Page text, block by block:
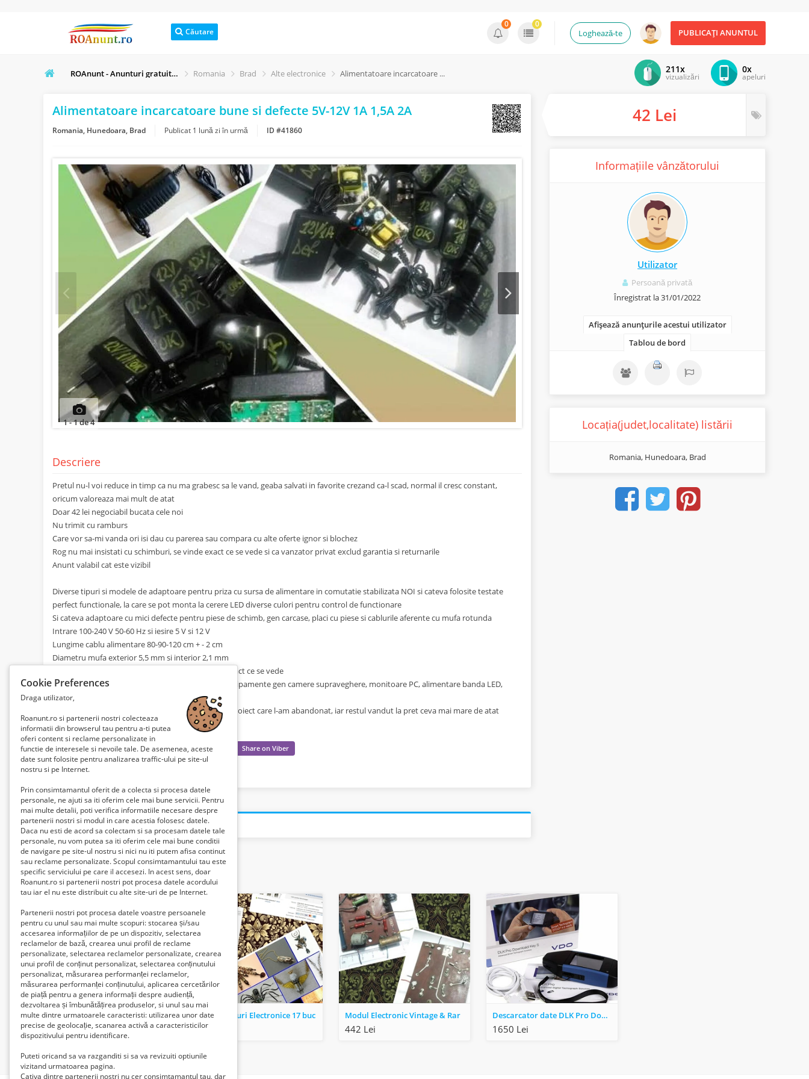
Căutare PUBLICAȚI ANUNTUL
Loghează-te
0 0
ROAnunt - Anunturi gratuite online Romania Brad Alte electronice Alimentatoare incarcatoare bune si defecte 5V-12V 1A 1,5A 2A 0x
apeluri
211x
vizualizări
Alimentatoare incarcatoare bune si defecte 5V-12V 1A 1,5A 2A
Romania, Hunedoara, Brad Publicat 1 lună zi în urmă ID #41860
Prev
1-1de4
Descriere
Pretul nu-l voi reduce in timp ca nu ma grabesc sa le vand, geaba salvati in favorite crezand ca-l scad, normal il cresc constant,
oricum valoreaza mai mult de atat
Doar 42 lei negociabil bucata cele noi
Nu trimit cu ramburs
Care vor sa-mi vanda ori isi dau cu parerea sau compara cu alte oferte ignor si blochez
Rog nu mai insistati cu schimburi, se vinde exact ce se vede si ca vanzator privat exclud garantia si returnarile
Anunt valabil cat este vizibil
Diverse tipuri si modele de adaptoare pentru priza cu sursa de alimentare in comutatie stabilizata NOI si cateva folosite testate
perfect functionale, la care se pot monta la cerere LED diverse culori pentru control de functionare
Si cateva adaptoare cu mici defecte pentru piese de schimb, gen carcase, placi cu piese si cablurile aferente cu mufa rotunda
Intrare 100-240 V 50-60 Hz si iesire 5 V si 12 V
Lungime cablu alimentare 80-90-120 cm + - 2 cm
Diametru mufa exterior 5,5 mm si interior 2,1 mm
Doar pentru cunoscatori, detalii in foto, se vinde exact ce se vede
Potrivit pentru un numar mare de electronice si echipamente gen camere supraveghere, monitoare PC, alimentare banda LED,
routere si incarcare diversi acumulatori
Ultimele 20 bucati din 50 identice ramase de la un proiect care l-am abandonat, iar restul vandut la pret ceva mai mare de atat
42 Lei
Informațiile vânzătorului
Utilizator
Persoană privată
Înregistrat la 31/01/2022
Afișează anunțurile acestui utilizator
Tablou de bord
Locația(judet,localitate) listării
Romania, Hunedoara, Brad
Related listings
Telecomenzi diferite modele
43 Lei
Lampi Tuburi Electronice 17 buc
4985 Lei
Modul Electronic Vintage & Rar
442 Lei
Descarcator date DLK Pro Download Key S
1650 Lei
Cookie Preferences
Draga utilizator,
Roanunt.ro si partenerii nostri colecteaza
informatii din browserul tau pentru a-ti putea
oferi content si reclame personalizate in
functie de interesele si nevoile tale. De asemenea, aceste
date sunt folosite pentru analizarea traffic-ului pe site-ul
nostru si pe Internet.
Prin consimtamantul oferit de a colecta si procesa datele
personale, ne ajuti sa iti oferim cele mai bune servicii. Pentru
mai multe detalii, poti verifica informatiile necesare despre
partenerii nostri si modul in care acestia folosesc datele.
Daca nu esti de acord sa colectam si sa procesam datele tale
personale, nu vom putea sa iti oferim cele mai bune conditii
de navigare pe site-ul nostru si nici nu iti putem afisa continut
sau reclame personalizate. Scopul consimtamantului tau este
specific serviciului pe care il accesezi. In acest sens, doar
Roanunt.ro si partenerii nostri pot procesa datele acordului
tau iar el nu este distribuit cu alte site-uri de pe Internet.
Partenerii nostri pot procesa datele voastre persoanele
pentru cu unul sau mai multe scopuri: stocarea și/sau
accesarea informațiilor de pe un dispozitiv, selectarea
reclamelor de bază, crearea unui profil de reclame
personalizate, selectarea reclamelor personalizate, crearea
unui profil de conținut personalizat, selectarea conținutului
personalizat, măsurarea performanței reclamelor,
măsurarea performanței conținutului, aplicarea cercetărilor
de piață pentru a genera informații despre audiență,
dezvoltarea și îmbunătățirea produselor, si unul sau mai
multe dintre urmatoarele caracteristi: utilizarea unor date
precise de geolocație, scanarea activă a caracteristicilor
dispozitivului pentru identificare.
Puteti oricand sa va razganditi si sa va revizuiti optiunile
vizitand urmatoarea pagina.
Cativa dintre partenerii nostri nu cer consimtamantul tau, dar